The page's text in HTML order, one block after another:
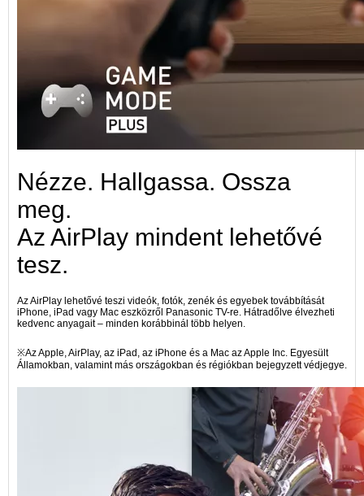
Nézze. Hallgassa. Ossza
meg.
Az AirPlay mindent lehetővé
tesz.
Az AirPlay lehetővé teszi videók, fotók, zenék és egyebek továbbítását
iPhone, iPad vagy Mac eszközről Panasonic TV-re. Hátradőlve élvezheti
kedvenc anyagait – minden korábbinál több helyen.
※Az Apple, AirPlay, az iPad, az iPhone és a Mac az Apple Inc. Egyesült
Államokban, valamint más országokban és régiókban bejegyzett védjegye.